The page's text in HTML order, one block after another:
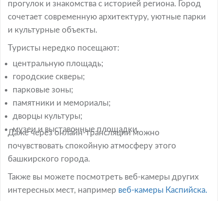
прогулок и знакомства с историей региона. Город
сочетает современную архитектуру, уютные парки
и культурные объекты.
Туристы нередко посещают:
центральную площадь;
городские скверы;
парковые зоны;
памятники и мемориалы;
дворцы культуры;
музеи и выставочные площадки.
Даже через онлайн-трансляции можно
почувствовать спокойную атмосферу этого
башкирского города.
Также вы можете посмотреть веб-камеры других
интересных мест, например веб-камеры Каспийска.